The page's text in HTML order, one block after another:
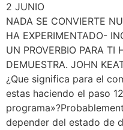
2 JUNIO
NADA SE CONVIERTE
HA EXPERIMENTADO-
UN PROVERBIO PARA TI
DEMUESTRA. JOHN
¿Que significa para el
estas haciendo el paso
depender del estado de